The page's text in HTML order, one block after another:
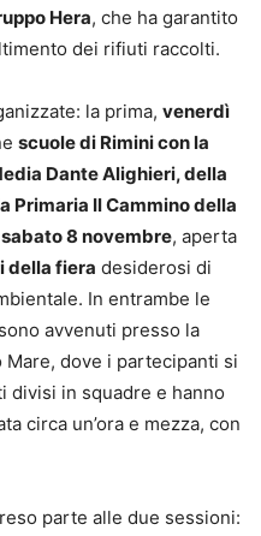
Hera, che ha garantito
dei rifiuti raccolti.
la prima, venerdì
scuole di Rimini con la
Dante Alighieri, della
Primaria Il Cammino della
sabato 8 novembre, aperta
della fiera desiderosi di
In entrambe le
avvenuti presso la
Mare, dove i partecipanti si
divisi in squadre e hanno
circa un’ora e mezza, con
parte alle due sessioni: